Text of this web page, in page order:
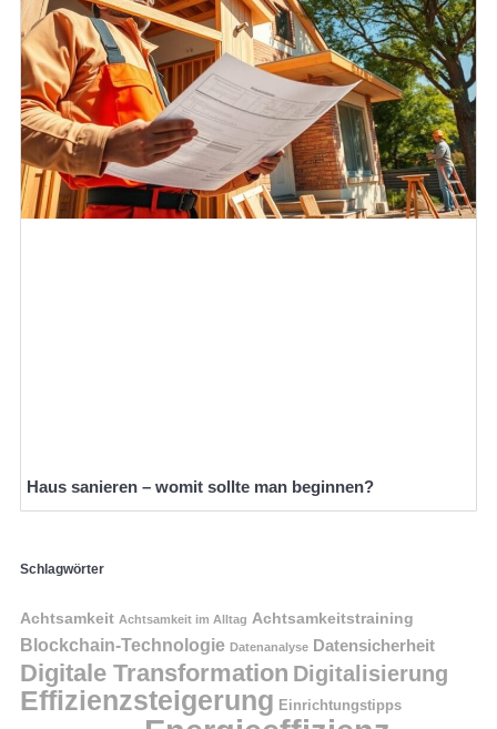
Haus sanieren – womit sollte man beginnen?
Schlagwörter
Achtsamkeit Achtsamkeit im Alltag Achtsamkeitstraining
Blockchain-Technologie Datenanalyse Datensicherheit
Digitale Transformation Digitalisierung
Effizienzsteigerung Einrichtungstipps